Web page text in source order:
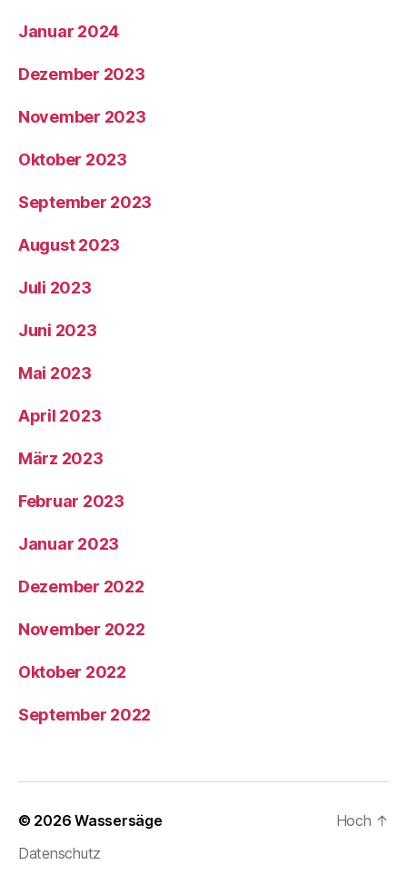
Januar 2024
Dezember 2023
November 2023
Oktober 2023
September 2023
August 2023
Juli 2023
Juni 2023
Mai 2023
April 2023
März 2023
Februar 2023
Januar 2023
Dezember 2022
November 2022
Oktober 2022
September 2022
© 2026Wassersäge
Datenschutz
Hoch ↑